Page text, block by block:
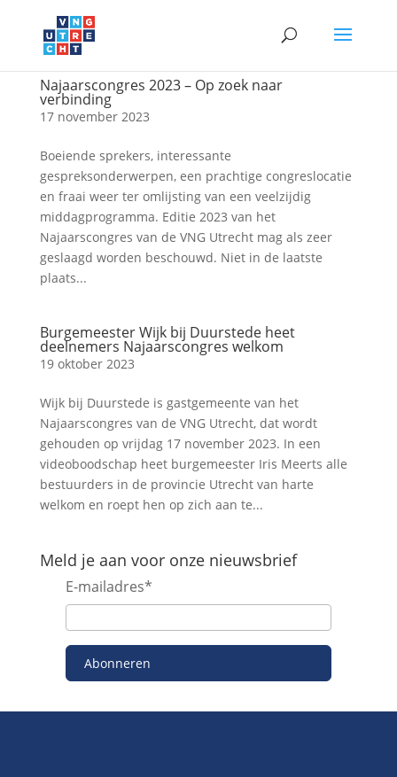
Najaarscongres 2023 – Op zoek naar
verbinding
17 november 2023
Boeiende sprekers, interessante
gespreksonderwerpen, een prachtige congreslocatie
en fraai weer ter omlijsting van een veelzijdig
middagprogramma. Editie 2023 van het
Najaarscongres van de VNG Utrecht mag als zeer
geslaagd worden beschouwd. Niet in de laatste
plaats...
Burgemeester Wijk bij Duurstede heet
deelnemers Najaarscongres welkom
19 oktober 2023
Wijk bij Duurstede is gastgemeente van het
Najaarscongres van de VNG Utrecht, dat wordt
gehouden op vrijdag 17 november 2023. In een
videoboodschap heet burgemeester Iris Meerts alle
bestuurders in de provincie Utrecht van harte
welkom en roept hen op zich aan te...
Meld je aan voor onze nieuwsbrief
E-mailadres*
Abonneren